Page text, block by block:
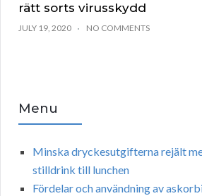
rätt sorts virusskydd
JULY 19, 2020 NO COMMENTS
Menu
Minska dryckesutgifterna rejält
stilldrink till lunchen
Fördelar och användning av